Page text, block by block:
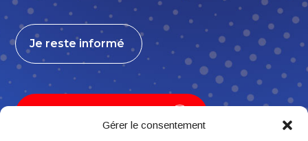
Gérer le consentement
Je reste informé